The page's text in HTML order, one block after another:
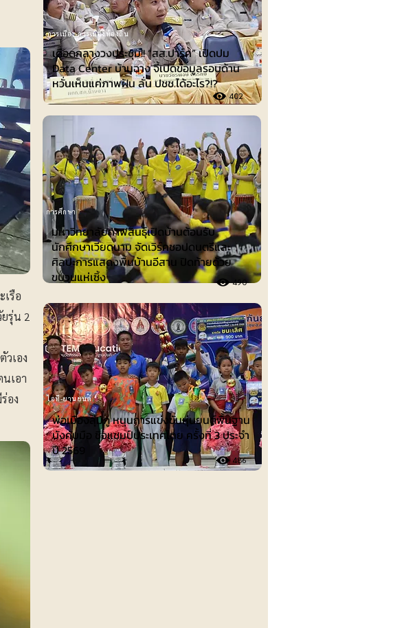
รือ
รุ่น 2
เอง
เอา
อง
เดือดกลางวงประชุม!! “สส.ปาร์ค” เปิดปม
Data Center บ้านฉาง จี้เปิดข้อมูลรอบด้าน
หวั่นเห็นแค่ภาพฝัน ลั่น ปชช.ได้อะไร?!?
การเมือง-การเมืองท้องถิ่น
มหาวิทยาลัยกาฬสินธุ์เปิดบ้านต้อนรับ
นักศึกษาเวียดนาม จัดเวิร์คชอปดนตรีและ
ศิลปะการแสดงพื้นบ้านอีสาน ปิดท้ายด้วย
ขบวนแห่เซิ้ง
การศึกษา
พ่อเมืองลุ่มภู หนุนการแข่งขันหุ่นยนต์พื้นฐาน
บังคับมือ ชิงแชมป์ประเทศไทย ครั้งที่ 3 ประจำ
ปี 2569
486
ไอที-ยานยนต์
402
490